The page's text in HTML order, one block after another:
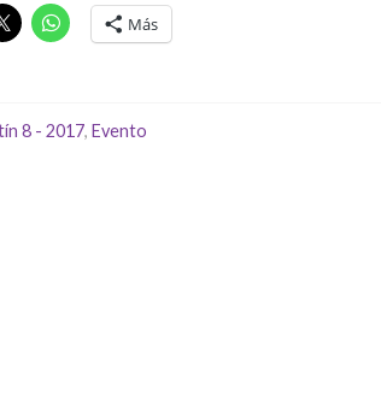
Más
8 - 2017, Evento